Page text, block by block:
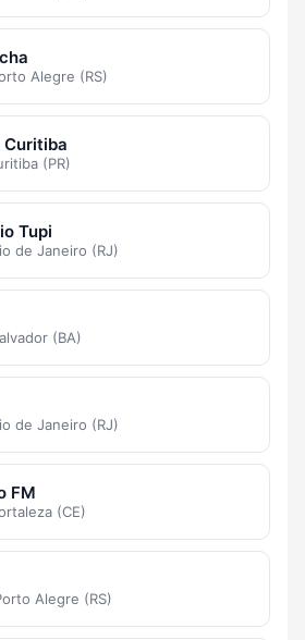
Alegre (RS)
Curitiba
(PR)
Tupi
de Janeiro (RJ)
(BA)
de Janeiro (RJ)
FM
(CE)
Alegre (RS)